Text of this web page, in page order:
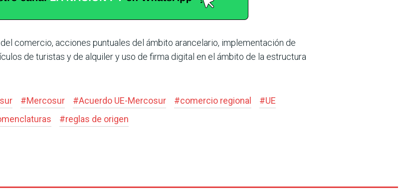
comercio, acciones puntuales del ámbito arancelario, implementación de
de turistas y de alquiler y uso de firma digital en el ámbito de la estructura
#Mercosur #Acuerdo UE-Mercosur #comercio regional #UE
#reglas de origen